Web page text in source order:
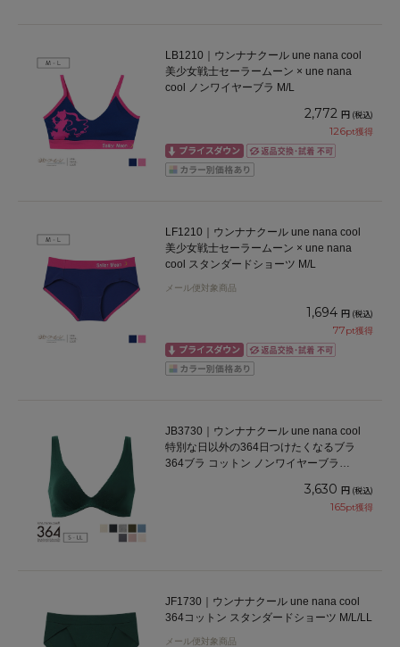
LB1210｜ウンナナクール une nana cool
美少女戦士セーラームーン × une nana
cool ノンワイヤーブラ M/L
2,772 円 (税込)
126pt獲得
LF1210｜ウンナナクール une nana cool
美少女戦士セーラームーン × une nana
cool スタンダードショーツ M/L
メール便対象商品
1,694 円 (税込)
77pt獲得
JB3730｜ウンナナクール une nana cool
特別な日以外の364日つけたくなるブラ
364ブラ コットン ノンワイヤーブラ
3,630 円 (税込)
165pt獲得
JF1730｜ウンナナクール une nana cool
364コットン スタンダードショーツ M/L/LL
メール便対象商品